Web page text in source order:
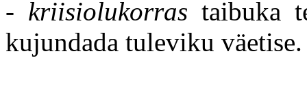
- kriisiolukorras taibuka
kujundada tuleviku väetise.